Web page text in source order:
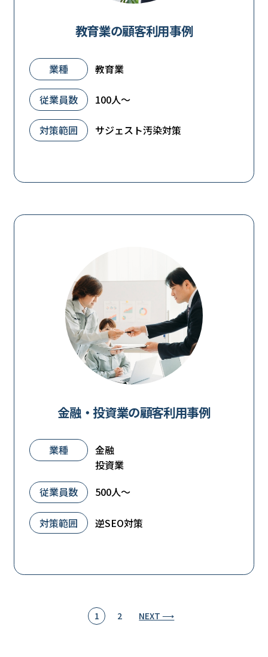
教育業の顧客利用事例
業種 教育業
従業員数 100人～
対策範囲 サジェスト汚染対策
金融・投資業の顧客利用事例
業種
金融
投資業
従業員数
500人～
対策範囲 逆SEO対策
1 2 NEXT ⟶